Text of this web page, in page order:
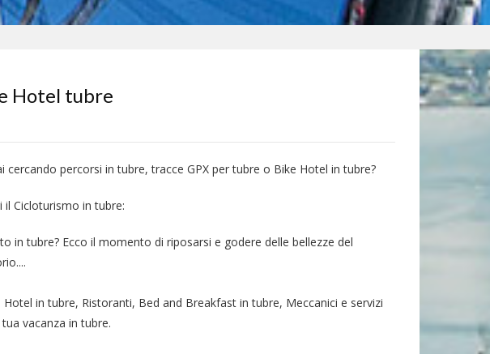
Hotel tubre
cercando percorsi in tubre, tracce GPX per tubre o Bike Hotel in tubre?
il Cicloturismo in tubre:
in tubre? Ecco il momento di riposarsi e godere delle bellezze del
Hotel in tubre, Ristoranti, Bed and Breakfast in tubre, Meccanici e servizi
vacanza in tubre.